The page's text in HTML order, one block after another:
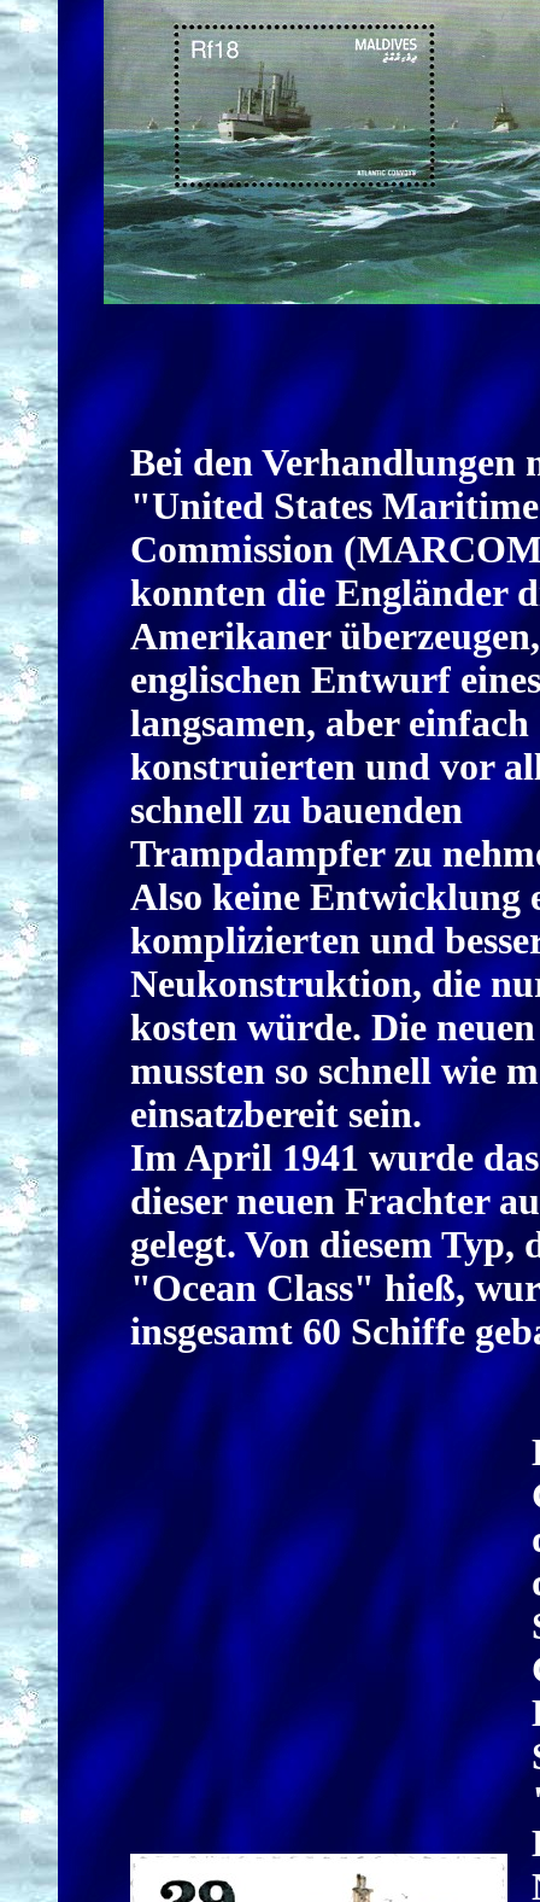
Bei den Verhandlungen
"United States Maritime
Commission
konnten die Engländer
Amerikaner
englischen Entwurf eines
langsamen, aber einfach
konstruierten und vor
schnell zu bauenden
Trampdampfer zu
Also keine Entwicklung
komplizierten und
Neukonstruktion, die
kosten würde. Die
mussten so schnell wie
einsatzbereit sein.
Im April 1941 wurde
dieser neuen Frachter
gelegt. Von diesem Typ,
"Ocean Class" hieß,
insgesamt 60 Schiffe